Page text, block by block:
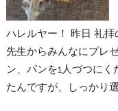
ハレルヤー！ 昨日 礼
先生からみんなにプレ
ン、パンを1人づつに
たんですが、しっかり